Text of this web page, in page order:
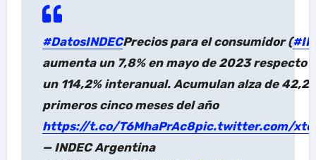
#DatosINDECPrecios para el consumidor (
aumenta un 7,8% en mayo de 2023 respecto
un 114,2% interanual. Acumulan alza de
primeros cinco meses del año
https://t.co/T6MhaPrAc8pic.twitter.com/
— INDEC Argentina